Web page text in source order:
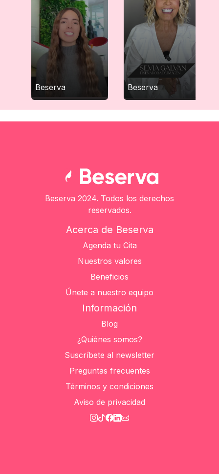
Beserva Beserva
Beserva 2024. Todos los derechos
reservados.
Acerca de Beserva
Agenda tu Cita
Nuestros valores
Beneficios
Únete a nuestro equipo
Información
Blog
¿Quiénes somos?
Suscríbete al newsletter
Preguntas frecuentes
Términos y condiciones
Aviso de privacidad